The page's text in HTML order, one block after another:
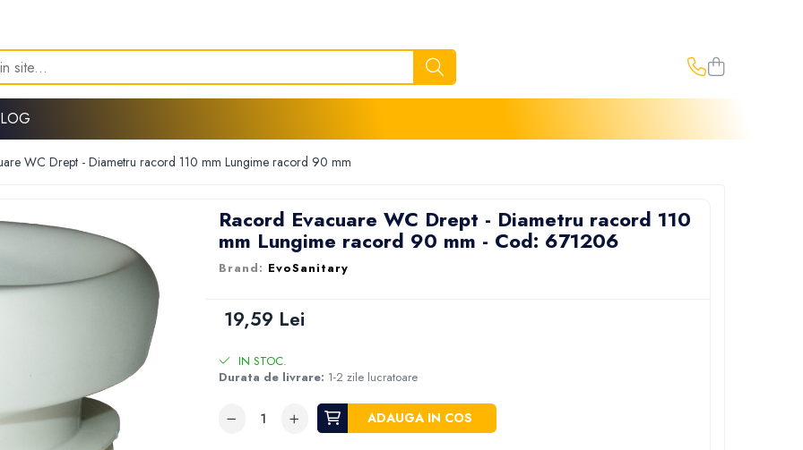
WC Drept - Diametru racord 110 mm Lungime racord 90 mm
Racord Evacuare WC Drept - Diametru racord 110
mm Lungime racord 90 mm - Cod: 671206
EvoSanitary
19,59 Lei
IN STOC.
Durata de livrare: 1-2 zile lucratoare
ADAUGA IN COS